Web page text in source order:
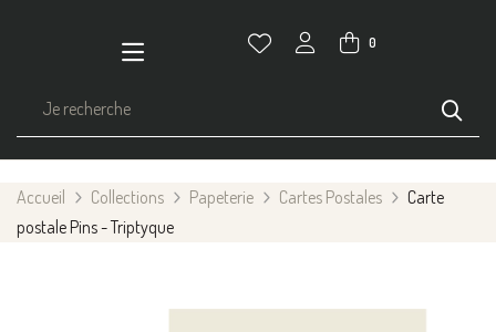
0
Accueil Collections Papeterie Cartes Postales
Carte
postale Pins - Triptyque